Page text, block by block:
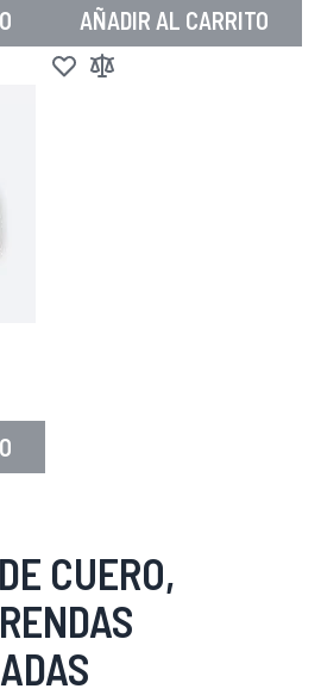
AÑADIR AL CARRITO
Añadir a la Lista de Deseos
Añadir para comparar
CUERO,